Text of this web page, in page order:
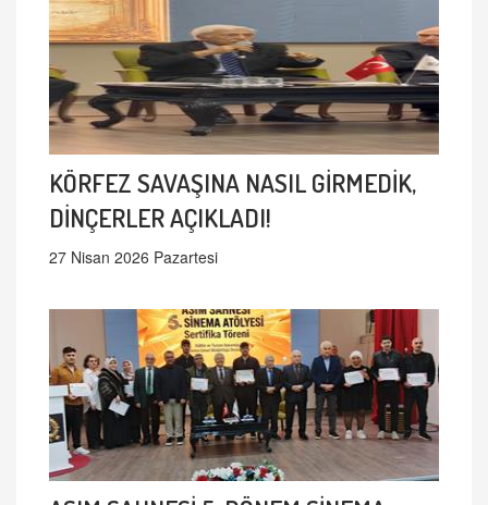
KÖRFEZ SAVAŞINA NASIL GİRMEDİK,
DİNÇERLER AÇIKLADI!
27 Nisan 2026 Pazartesi